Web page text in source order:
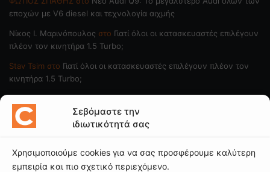
Σεβόμαστε την
ιδιωτικότητά σας
Χρησιμοποιούμε cookies για να σας προσφέρουμε καλύτερη
εμπειρία και πιο σχετικό περιεχόμενο.
εποχών με V6 diesel και τεχνολογία αιχμής
Nίκος Ι. Mαρινόπουλος στο Γιατί όλοι οι κατασκευαστές επιλέγουν
πλέον τον κινητήρα 1.5 Turbo;
Stav Tsim στο Γιατί όλοι οι κατασκευαστές επιλέγουν πλέον τον
κινητήρα 1.5 Turbo;
ΠΟΙΟΙ ΓΡΑΦΟΥΝ
Κώστας Κάκκαβας